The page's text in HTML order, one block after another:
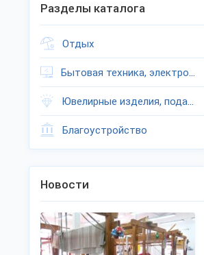
Разделы каталога
Отдых
Бытовая техника, электроника
Ювелирные изделия, подарки
Благоустройство
Новости